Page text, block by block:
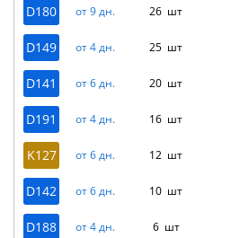
D180 от 9 дн. 26 шт
D149 от 4 дн. 25 шт
D141 от 6 дн. 20 шт
D191 от 4 дн. 16 шт
K127 от 6 дн. 12 шт
D142 от 6 дн. 10 шт
D188 от 4 дн. 6 шт